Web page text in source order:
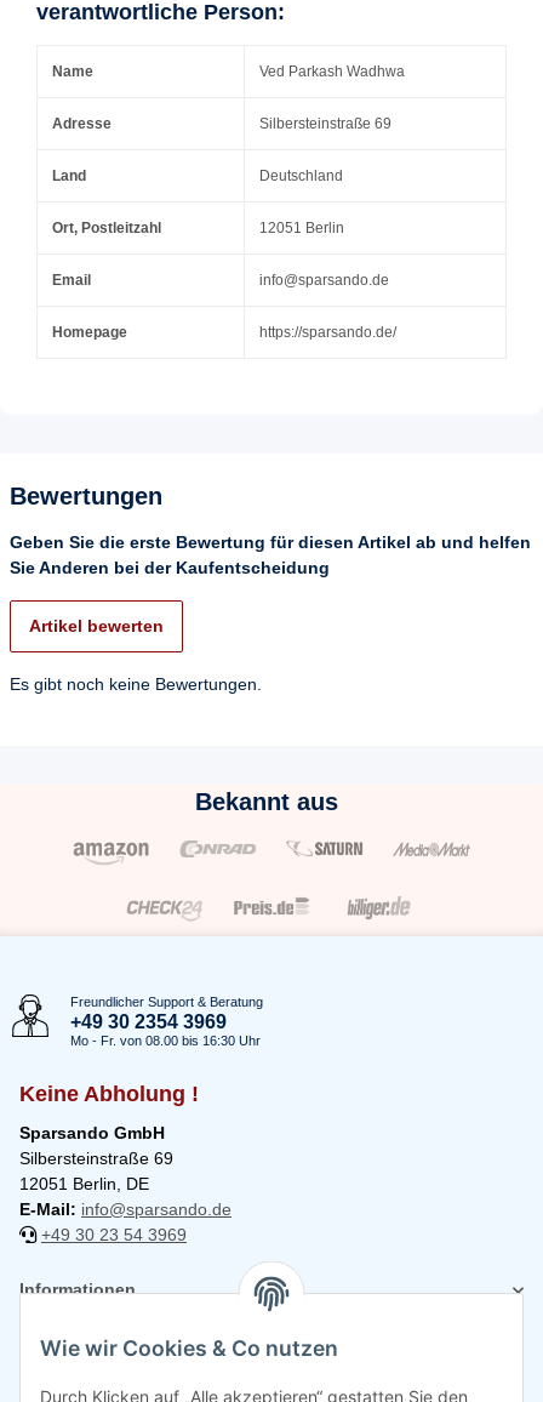
verantwortliche Person:
Name Ved Parkash Wadhwa
Adresse Silbersteinstraße 69
Land Deutschland
Ort, Postleitzahl 12051 Berlin
Email info@sparsando.de
Homepage https://sparsando.de/
Bewertungen
Geben Sie die erste Bewertung für diesen Artikel ab und helfen
Sie Anderen bei der Kaufentscheidung
Artikel bewerten
Es gibt noch keine Bewertungen.
Bekannt aus
Freundlicher Support & Beratung
+49 30 2354 3969
Mo - Fr. von 08.00 bis 16:30 Uhr
Keine Abholung !
Sparsando GmbH
Silbersteinstraße 69
12051 Berlin, DE
E-Mail: info@sparsando.de
+49 30 23 54 3969
Informationen
Rechtliches
Wie wir Cookies & Co nutzen
Durch Klicken auf „Alle akzeptieren“ gestatten Sie den